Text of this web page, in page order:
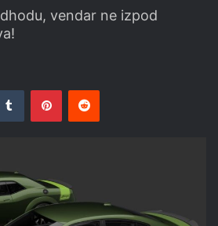
vendar ne izpod
Tumblr PinterestReddit